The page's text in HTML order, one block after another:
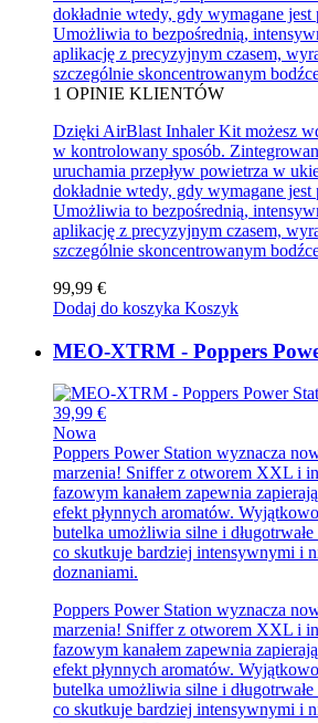
dokładnie wtedy, gdy wymagane jest
Umożliwia to bezpośrednią,
aplikację z precyzyjnym czasem,
szczególnie skoncentrowanym
1 OPINIE KLIENTÓW
Dzięki AirBlast Inhaler Kit możesz
w kontrolowany sposób.
uruchamia przepływ powietrza w
dokładnie wtedy, gdy wymagane jest
Umożliwia to bezpośrednią,
aplikację z precyzyjnym czasem,
szczególnie skoncentrowanym
99,99 €
Dodaj do koszyka Koszyk
MEO-XTRM - Poppers
39,99 €
Nowa
Poppers Power Station wyznacza
marzenia! Sniffer z otworem XXL i
fazowym kanałem zapewnia
efekt płynnych aromatów.
butelka umożliwia silne i
co skutkuje bardziej intensywnymi i
doznaniami.
Poppers Power Station wyznacza
marzenia! Sniffer z otworem XXL i
fazowym kanałem zapewnia
efekt płynnych aromatów.
butelka umożliwia silne i
co skutkuje bardziej intensywnymi i